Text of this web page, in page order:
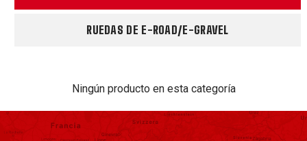
RUEDAS DE E-ROAD/E-GRAVEL
Ningún producto en esta categoría